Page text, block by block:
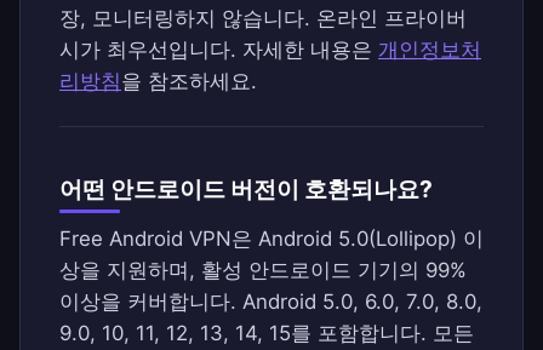
장, 모니터링하지 않습니다. 온라인 프라이버
시가 최우선입니다. 자세한 내용은 개인정보처
리방침을 참조하세요.
어떤 안드로이드 버전이 호환되나요?
Free Android VPN은 Android 5.0(Lollipop) 이
상을 지원하며, 활성 안드로이드 기기의 99%
이상을 커버합니다. Android 5.0, 6.0, 7.0, 8.0,
9.0, 10, 11, 12, 13, 14, 15를 포함합니다. 모든